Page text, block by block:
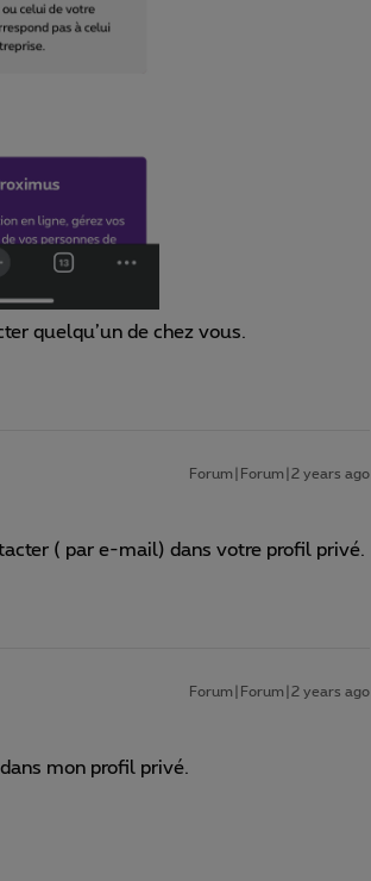
quelqu’un de chez vous.
Forum|Forum|2 years ago
( par e-mail) dans votre profil privé.
Forum|Forum|2 years ago
mon profil privé.